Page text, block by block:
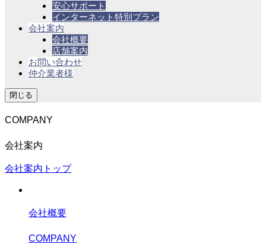
安心サポート
インターネット特別プラン
会社案内
会社概要
店舗案内
お問い合わせ
仲介業者様
閉じる
COMPANY
会社案内
会社案内トップ
会社概要
COMPANY